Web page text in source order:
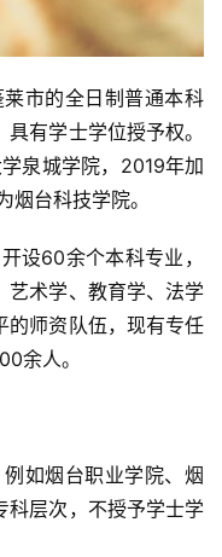
有学士学位授予权。
泉城学院，2019年加
台科技学院。
艺术学、教育学、法学
的师资队伍，现有专任
余人。
科层次，不授予学士学